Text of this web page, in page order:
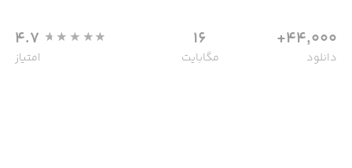
44,000+
دانلود
16
مگابایت
4.7
امتیاز